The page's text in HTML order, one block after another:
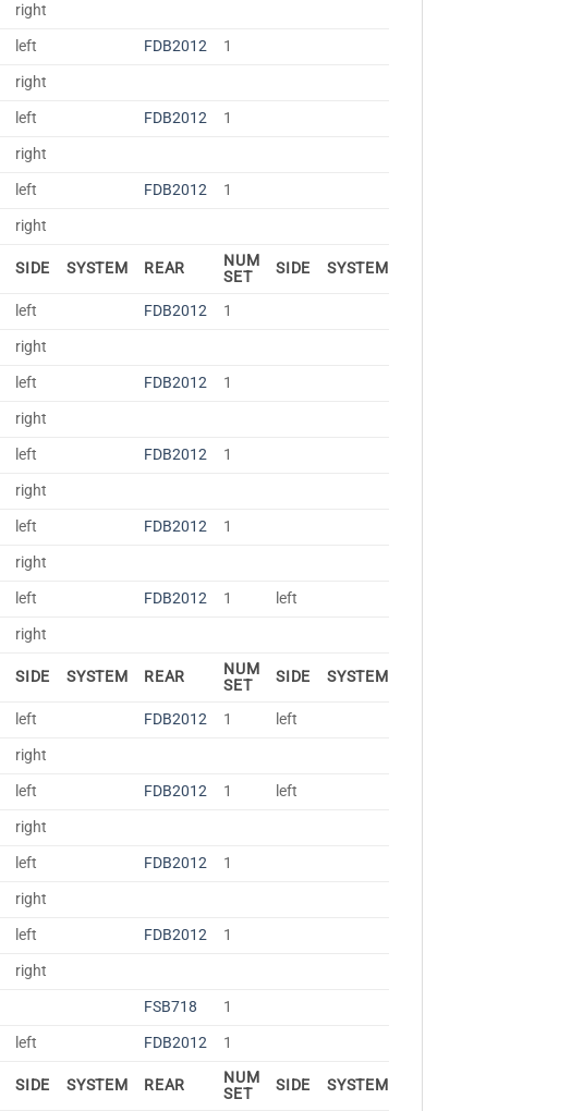
right
left FDB2012
1
right
left FDB2012
1
right
left FDB2012
1
right
SIDE SYSTEM REAR
NUM
SET
SIDE SYSTEM
left FDB2012
1
right
left FDB2012
1
right
left FDB2012
1
right
left FDB2012
1
right
left FDB2012 1
left
right
SIDE SYSTEM REAR
NUM
SET
SIDE SYSTEM
left FDB2012 1
left
right
left FDB2012 1
left
right
left FDB2012
1
right
left FDB2012
1
right
FSB718
1
left FDB2012 1
SIDE SYSTEM REAR
NUM
SET
SIDE SYSTEM